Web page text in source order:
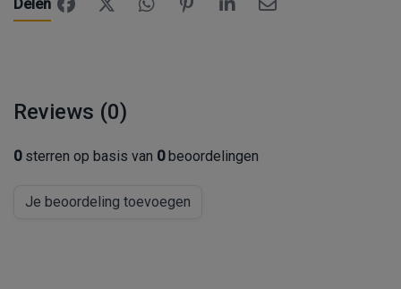
Delen
Reviews (0)
0sterren op basis van 0beoordelingen
Je beoordeling toevoegen